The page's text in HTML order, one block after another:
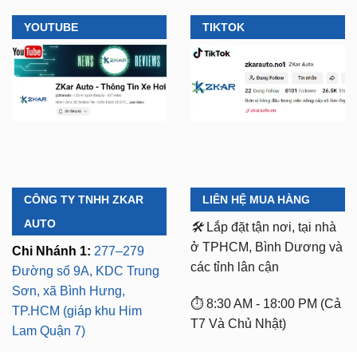
YOUTUBE TIKTOK
CÔNG TY TNHH ZKAR
AUTO
Chi Nhánh 1: 277–279
Đường số 9A, KDC Trung
Sơn, xã Bình Hưng,
TP.HCM (giáp khu Him
Lam Quận 7)
LIÊN HỆ MUA HÀNG
🛠️ Lắp đặt tận nơi, tại nhà
ở TPHCM, Bình Dương và
các tỉnh lân cận
⏱️ 8:30 AM - 18:00 PM (Cả
T7 Và Chủ Nhật)